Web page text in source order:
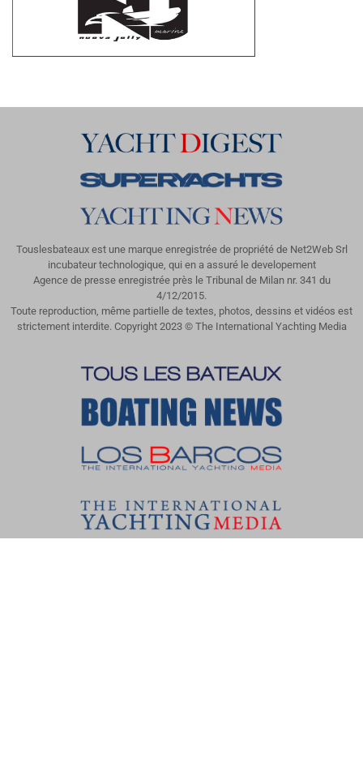
Touslesbateaux est une marque enregistrée de propriété de Net2Web Srl
incubateur technologique, qui en a assuré le developement
Agence de presse enregistrée près le Tribunal de Milan nr. 341 du
4/12/2015.
Toute reproduction, même partielle de textes, photos, dessins et vidéos est
strictement interdite. Copyright 2023 © The International Yachting Media